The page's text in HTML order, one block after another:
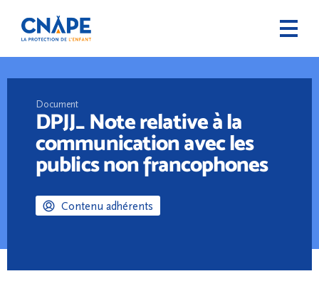
Document
DPJJ_ Note relative à la
communication avec les
publics non francophones
Contenu adhérents